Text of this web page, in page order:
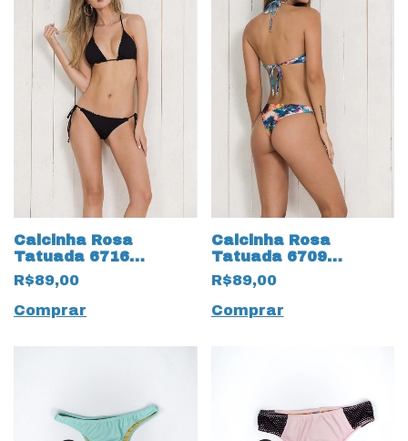
Calcinha Rosa
Tatuada 6716
Reversível 2 em 1
R$89,00
Comprar
Calcinha Rosa
Tatuada 6709
Estampada
Tradicional
R$89,00
Comprar